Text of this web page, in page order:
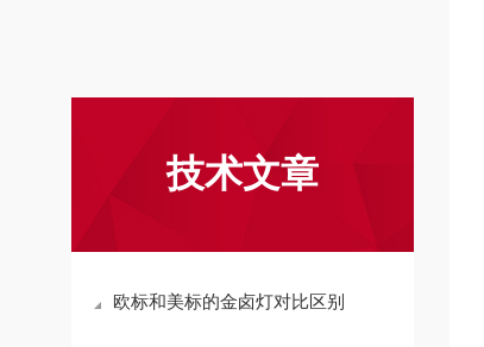
技术文章
欧标和美标的金卤灯对比区别